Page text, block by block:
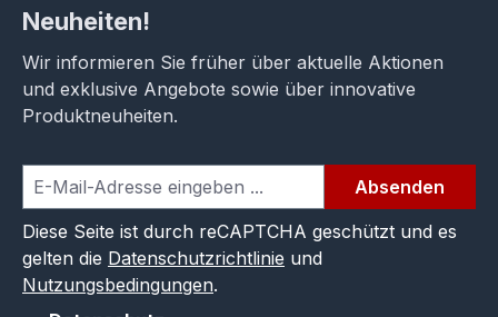
Neuheiten!
Wir informieren Sie früher über aktuelle Aktionen
und exklusive Angebote sowie über innovative
Produktneuheiten.
Absenden
Diese Seite ist durch reCAPTCHA geschützt und es
gelten die Datenschutzrichtlinie und
Nutzungsbedingungen.